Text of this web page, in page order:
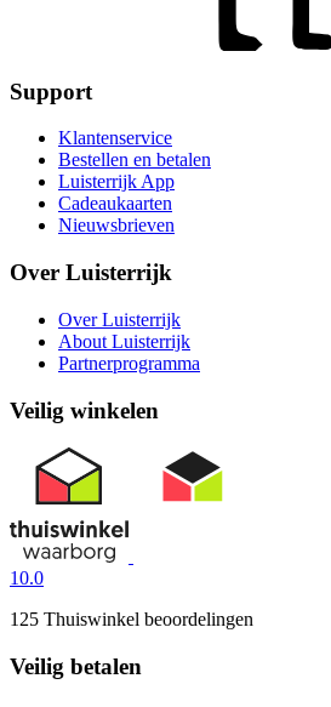
Support
Klantenservice
Bestellen en betalen
Luisterrijk App
Cadeaukaarten
Nieuwsbrieven
Over Luisterrijk
Over Luisterrijk
About Luisterrijk
Partnerprogramma
Veilig winkelen
10.0
125 Thuiswinkel beoordelingen
Veilig betalen